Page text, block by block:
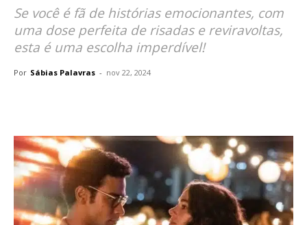
Se você é fã de histórias emocionantes, com
uma dose perfeita de risadas e reviravoltas,
esta é uma escolha imperdível!
Por Sábias Palavras - nov 22, 2024